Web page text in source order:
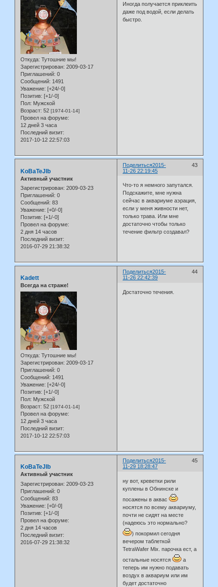
Откуда: Тутошние мы!
Зарегистрирован: 2009-03-17
Приглашений: 0
Сообщений: 1491
Уважение: [+24/-0]
Позитив: [+1/-0]
Пол: Мужской
Возраст: 52 [1974-01-14]
Провел на форуме:
12 дней 3 часа
Последний визит:
2017-10-12 22:57:03
Иногда получается приклеить
даже под водой, если делать
быстро.
Поделиться 43
2015-
11-26 22:19:45
KoBaTeJIb
Активный участник
Зарегистрирован: 2009-03-23
Приглашений: 0
Сообщений: 83
Уважение: [+0/-0]
Позитив: [+1/-0]
Провел на форуме:
2 дня 14 часов
Последний визит:
2016-07-29 21:38:32
Что-то я немного запутался.
Подскажите, мне нужна
сейчас в аквариуме аэрация,
если у меня живности нет,
только трава. Или мне
достаточно чтобы только
течение фильтр создавал?
Поделиться 44
2015-
11-26 22:42:39
Kadett
Всегда на страже!
Откуда: Тутошние мы!
Зарегистрирован: 2009-03-17
Приглашений: 0
Сообщений: 1491
Уважение: [+24/-0]
Позитив: [+1/-0]
Пол: Мужской
Возраст: 52 [1974-01-14]
Провел на форуме:
12 дней 3 часа
Последний визит:
2017-10-12 22:57:03
Достаточно течения.
Поделиться 45
2015-
11-29 18:28:47
KoBaTeJIb
Активный участник
Зарегистрирован: 2009-03-23
Приглашений: 0
Сообщений: 83
Уважение: [+0/-0]
Позитив: [+1/-0]
Провел на форуме:
2 дня 14 часов
Последний визит:
2016-07-29 21:38:32
ну вот, креветки рили
куплены в Обнинске и
посажены в аквас
носятся по всему аквариуму,
почти не сидят на месте
(надеюсь это нормально?
) покормил сегодня
вечером таблеткой
TetraWafer Mix. парочка ест, а
остальные носятся
а
теперь им нужно подавать
воздух в аквариум или им
будет достаточно